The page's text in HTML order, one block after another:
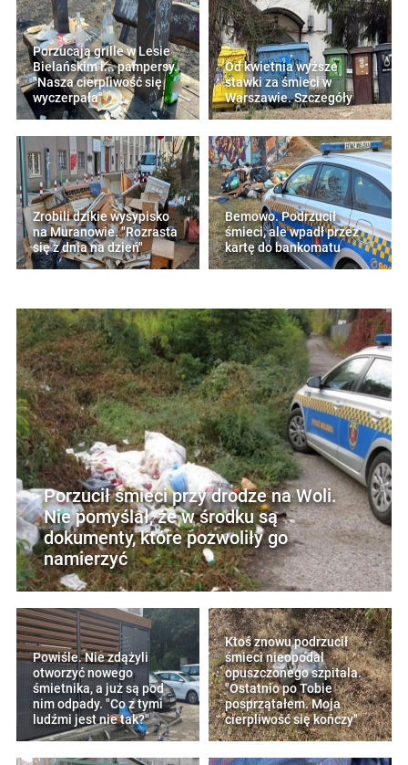
Porzucają grille w Lesie
Bielańskim i... pampersy.
"Nasza cierpliwość się
wyczerpała"
Od kwietnia wyższe
stawki za śmieci w
Warszawie. Szczegóły
Zrobili dzikie wysypisko
na Muranowie. "Rozrasta
się z dnia na dzień"
Bemowo. Podrzucił
śmieci, ale wpadł przez
kartę do bankomatu
Porzucił śmieci przy drodze na Woli.
Nie pomyślał, że w środku są
dokumenty, które pozwoliły go
namierzyć
Powiśle. Nie zdążyli
otworzyć nowego
śmietnika, a już są pod
nim odpady. "Co z tymi
ludźmi jest nie tak?"
Ktoś znowu podrzucił
śmieci nieopodal
opuszczonego szpitala.
"Ostatnio po Tobie
posprzątałem. Moja
cierpliwość się kończy"